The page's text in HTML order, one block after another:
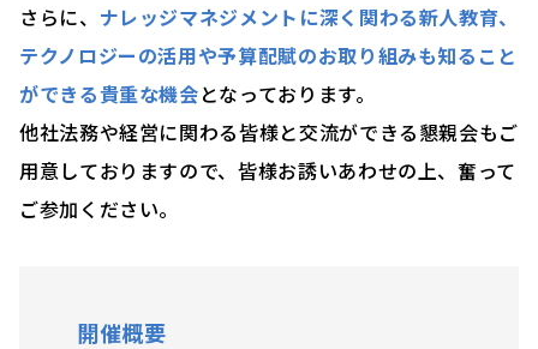
さらに、 ナレッジマネジメントに深く関わる新人教育、
テクノロジーの活用や予算配賦のお取り組みも知ること
ができる貴重な機会となっております。
他社法務や経営に関わる皆様と交流ができる懇親会もご
用意しておりますので、皆様お誘いあわせの上、奮って
ご参加ください。
開催概要